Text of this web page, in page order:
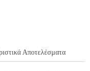
Αποτελέσματα